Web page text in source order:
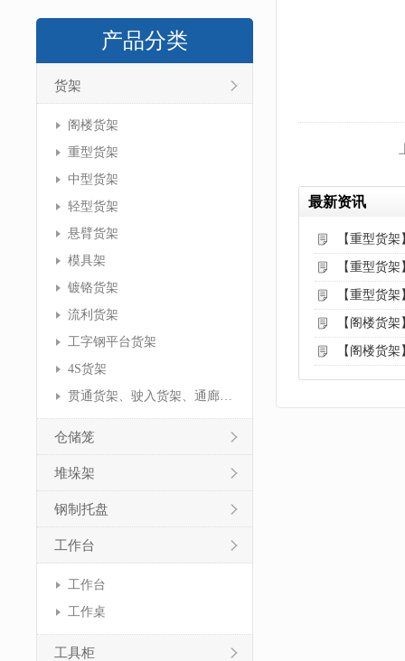
产品分类
货架
阁楼货架
重型货架
中型货架
轻型货架
悬臂货架
模具架
镀铬货架
流利货架
工字钢平台货架
4S货架
贯通货架、驶入货架、通廊货架
仓储笼
堆垛架
钢制托盘
工作台
工作台
工作桌
工具柜
最新资讯
【重型货
【重型货
【重型货
【阁楼货
【阁楼货